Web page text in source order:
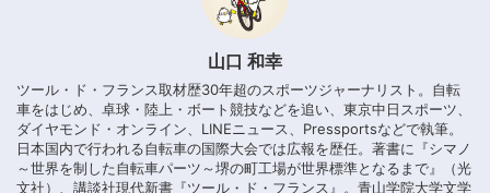
山口 和幸
ツール・ド・フランス取材歴30年超のスポーツジャーナリスト。自転
車をはじめ、卓球・陸上・ボート競技などを追い、東京中日スポーツ、
ダイヤモンド・オンライン、LINEニュース、Pressportsなどで執筆。
日本国内で行われる自転車の国際大会では広報を歴任。著書に『シマノ
～世界を制した自転車パーツ～堺の町工場が世界標準となるまで』（光
文社）、講談社現代新書『ツール・ド・フランス』。青山学院大学文学